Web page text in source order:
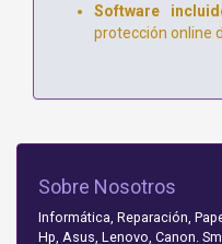
Software
protección online
Sobre Nosotros
Informática, Reparación,
Hp, Asus, Lenovo, Canon.